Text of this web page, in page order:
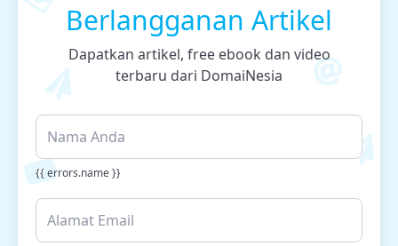
Berlangganan Artikel
Dapatkan artikel, free ebook dan video
terbaru dari DomaiNesia
{{ errors.name }}